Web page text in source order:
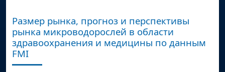
Размер рынка, прогноз и перспективы
рынка микроводорослей в области
здравоохранения и медицины по данным
FMI